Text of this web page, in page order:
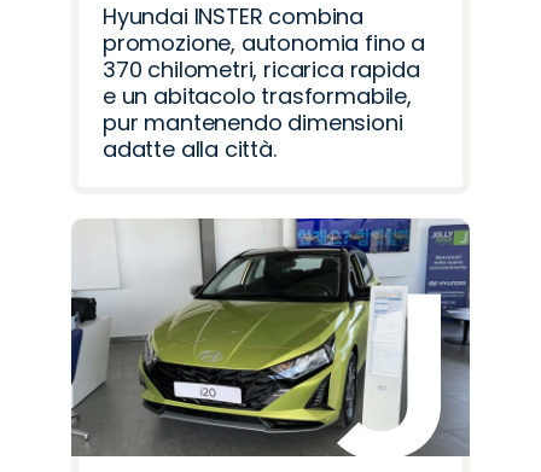
Hyundai INSTER combina
promozione, autonomia fino a
370 chilometri, ricarica rapida
e un abitacolo trasformabile,
pur mantenendo dimensioni
adatte alla città.